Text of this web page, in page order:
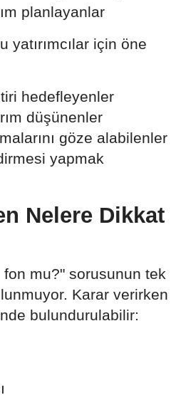
planlayanlar
yatırımcılar için öne
hedefleyenler
düşünenler
göze alabilenler
yapmak
Nelere Dikkat
fon mu?" sorusunun tek
Karar verirken
bulundurulabilir: